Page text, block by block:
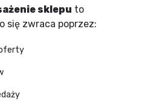
sklepu to
się zwraca poprzez: